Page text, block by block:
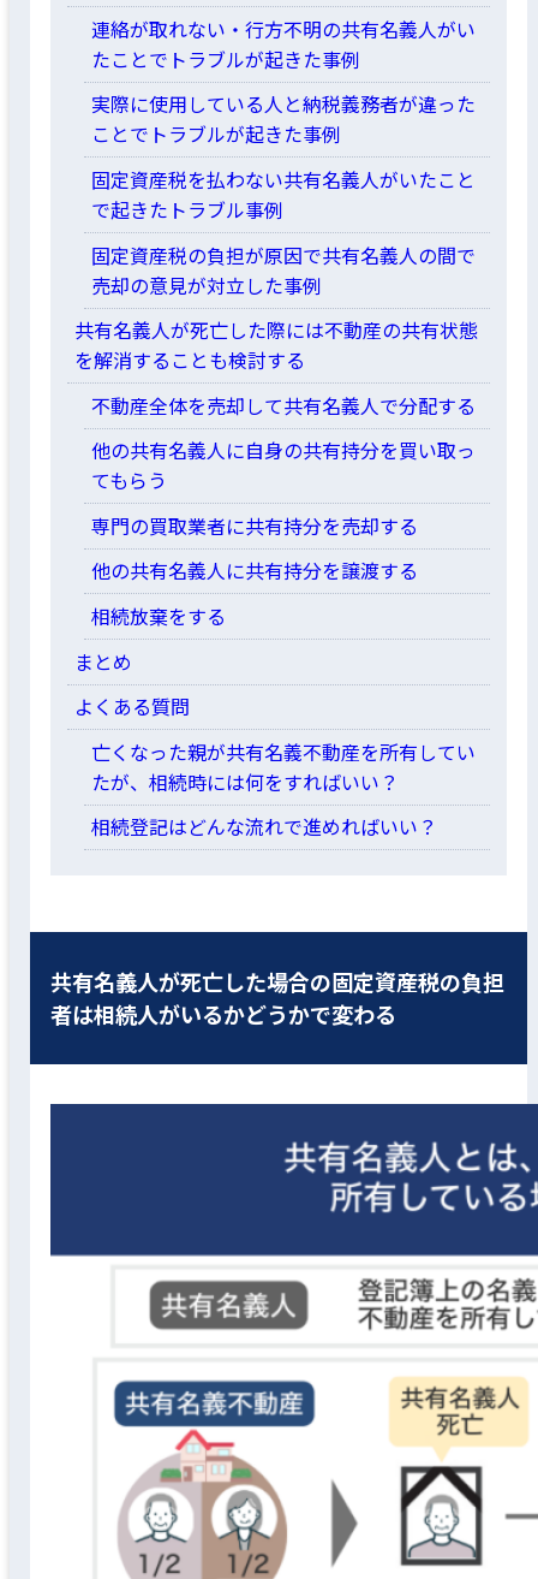
連絡が取れない・行方不明の共有名義人がい
たことでトラブルが起きた事例
実際に使用している人と納税義務者が違った
ことでトラブルが起きた事例
固定資産税を払わない共有名義人がいたこと
で起きたトラブル事例
固定資産税の負担が原因で共有名義人の間で
売却の意見が対立した事例
共有名義人が死亡した際には不動産の共有状態
を解消することも検討する
不動産全体を売却して共有名義人で分配する
他の共有名義人に自身の共有持分を買い取っ
てもらう
専門の買取業者に共有持分を売却する
他の共有名義人に共有持分を譲渡する
相続放棄をする
まとめ
よくある質問
亡くなった親が共有名義不動産を所有してい
たが、相続時には何をすればいい？
相続登記はどんな流れで進めればいい？
共有名義人が死亡した場合の固定資産税の負担
者は相続人がいるかどうかで変わる